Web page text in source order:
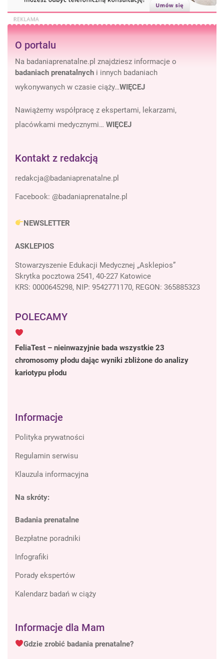
O portalu
Na badaniaprenatalne.pl znajdziesz informacje o
badaniach prenatalnych i innych badaniach
wykonywanych w czasie ciąży…WIĘCEJ
Nawiążemy współpracę z ekspertami, lekarzami,
placówkami medycznymi… WIĘCEJ
Kontakt z redakcją
Facebook: @badaniaprenatalne.pl
NEWSLETTER
ASKLEPIOS
Stowarzyszenie Edukacji Medycznej „Asklepios”
Skrytka pocztowa 2541, 40-227 Katowice
KRS: 0000645298, NIP: 9542771170, REGON: 365885323
POLECAMY
FeliaTest – nieinwazyjnie bada wszystkie 23
chromosomy płodu dając wyniki zbliżone do analizy
kariotypu płodu
Informacje
Polityka prywatności
Regulamin serwisu
Klauzula informacyjna
Na skróty:
Badania prenatalne
Bezpłatne poradniki
Infografiki
Porady ekspertów
Kalendarz badań w ciąży
Informacje dla Mam
Gdzie zrobić badania prenatalne?